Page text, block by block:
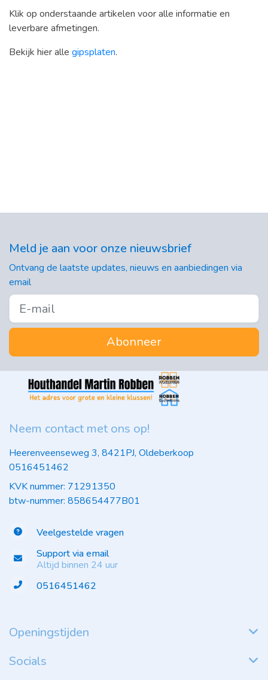
Klik op onderstaande artikelen voor alle informatie en
leverbare afmetingen.
Bekijk hier alle gipsplaten.
Meld je aan voor onze nieuwsbrief
Ontvang de laatste updates, nieuws en aanbiedingen via
email
Abonneer
Neem contact met ons op!
Heerenveenseweg 3, 8421PJ, Oldeberkoop
0516451462
KVK nummer: 71291350
btw-nummer: 858654477B01
Veelgestelde vragen
Support via email
Altijd binnen 24 uur
0516451462
Openingstijden
Socials